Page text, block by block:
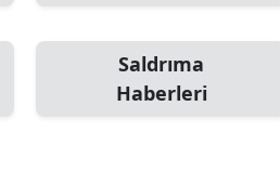
Saldrıma
Haberleri